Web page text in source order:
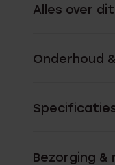
Alles over
Onderhoud
Bezorging